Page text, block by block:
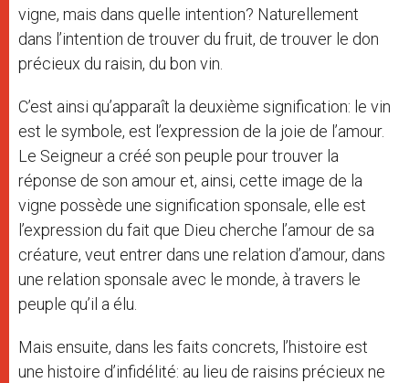
vigne, mais dans quelle intention? Naturellement
dans l’intention de trouver du fruit, de trouver le don
précieux du raisin, du bon vin.
C’est ainsi qu’apparaît la deuxième signification: le vin
est le symbole, est l’expression de la joie de l’amour.
Le Seigneur a créé son peuple pour trouver la
réponse de son amour et, ainsi, cette image de la
vigne possède une signification sponsale, elle est
l’expression du fait que Dieu cherche l’amour de sa
créature, veut entrer dans une relation d’amour, dans
une relation sponsale avec le monde, à travers le
peuple qu’il a élu.
Mais ensuite, dans les faits concrets, l’histoire est
une histoire d’infidélité: au lieu de raisins précieux ne